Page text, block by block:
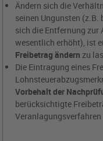
Ändern sich die
seinen Ungunsten (z.B.
sich die Entfernung
wesentlich erhöht), ist
Freibetrag ändern zu
Die Eintragung eines
Vorbehalt der
berücksichtigte